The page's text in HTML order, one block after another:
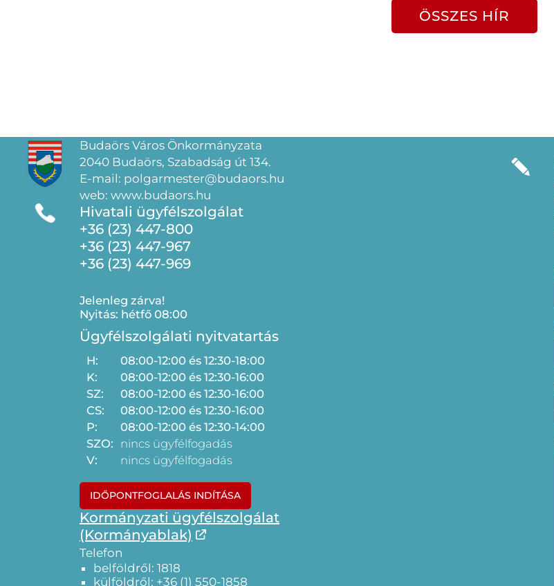
ÖSSZES HÍR
Budaörs Város Önkormányzata
2040 Budaörs, Szabadság út 134.
E-mail: polgarmester@budaors.hu
web: www.budaors.hu
Hivatali ügyfélszolgálat
+36 (23) 447-800
+36 (23) 447-967
+36 (23) 447-969
Jelenleg zárva!
Nyitás: hétfő 08:00
Ügyfélszolgálati nyitvatartás
H:
08:00-12:00 és 12:30-18:00
K:
08:00-12:00 és 12:30-16:00
SZ:
08:00-12:00 és 12:30-16:00
CS:
08:00-12:00 és 12:30-16:00
P:
08:00-12:00 és 12:30-14:00
SZO: nincs ügyfélfogadás
V:
nincs ügyfélfogadás
IDŐPONTFOGLALÁS INDÍTÁSA
Kormányzati ügyfélszolgálat
(Kormányablak)
Telefon
belföldről: 1818
külföldről: +36 (1) 550-1858